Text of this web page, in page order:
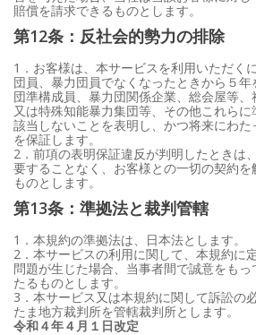
賠償を請求できるものとします。
第12条：反社会的勢力の排除
1．お客様は、本サービスを利用いただく
団員、暴力団員でなくなったときから５
団準構成員、暴力団関係企業、総会屋等
又は特殊知能暴力集団等、その他これら
該当しないことを表明し、かつ将来にわた
を保証します。
2．前項の表明保証違反が判明したときは
要することなく、お客様との一切の契約を
ものとします。
第13条：準拠法と裁判管轄
1．本規約の準拠法は、日本法とします。
2．本サービスの利用に関して、本規約に
問題が生じた場合、当事者間で誠意をも
たるものとします。
3．本サービス又は本規約に関して訴訟の
たま地方裁判所を管轄裁判所とします。
令和４年４月１日改定